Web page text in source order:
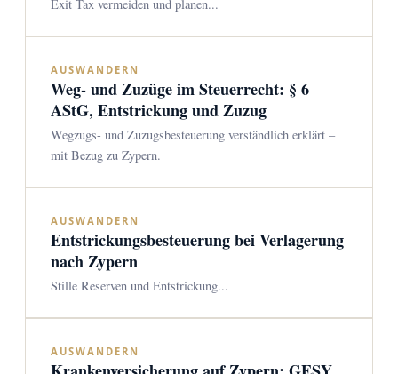
Exit Tax vermeiden und planen...
AUSWANDERN
Weg- und Zuzüge im Steuerrecht: § 6
AStG, Entstrickung und Zuzug
Wegzugs- und Zuzugsbesteuerung verständlich erklärt –
mit Bezug zu Zypern.
AUSWANDERN
Entstrickungsbesteuerung bei Verlagerung
nach Zypern
Stille Reserven und Entstrickung...
AUSWANDERN